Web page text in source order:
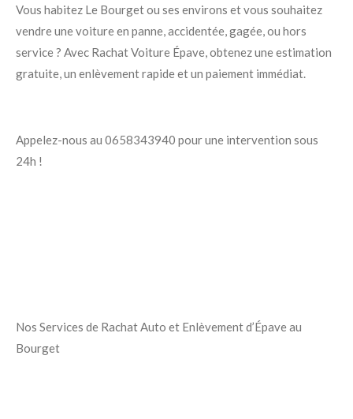
Vous habitez Le Bourget ou ses environs et vous souhaitez
vendre une voiture en panne, accidentée, gagée, ou hors
service ? Avec Rachat Voiture Épave, obtenez une estimation
gratuite, un enlèvement rapide et un paiement immédiat.
Appelez-nous au 0658343940 pour une intervention sous
24h !
Nos Services de Rachat Auto et Enlèvement d’Épave au
Bourget